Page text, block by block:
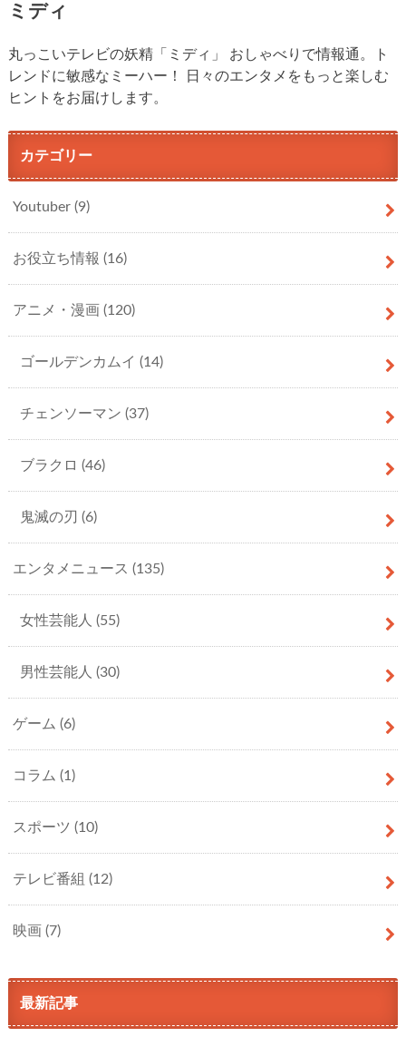
ミディ
丸っこいテレビの妖精「ミディ」 おしゃべりで情報通。ト
レンドに敏感なミーハー！ 日々のエンタメをもっと楽しむ
ヒントをお届けします。
カテゴリー
Youtuber (9)
お役立ち情報 (16)
アニメ・漫画 (120)
ゴールデンカムイ (14)
チェンソーマン (37)
ブラクロ (46)
鬼滅の刃 (6)
エンタメニュース (135)
女性芸能人 (55)
男性芸能人 (30)
ゲーム (6)
コラム (1)
スポーツ (10)
テレビ番組 (12)
映画 (7)
最新記事